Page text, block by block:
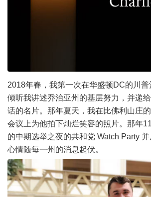
2018年春，我第一次在华盛顿DC的川
倾听我讲述乔治亚州的基层努力，并递
话的名片。那年夏天，我在比佛利山庄
会议上为他拍下灿烂笑容的照片。那年
的中期选举之夜的共和党 Watch Party 并
心情随每一州的消息起伏。